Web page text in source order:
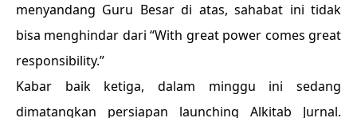
menyandang Guru Besar di atas, sahabat ini tidak
bisa menghindar dari “With great power comes great
responsibility.”
Kabar baik ketiga, dalam minggu ini sedang
dimatangkan persiapan launching Alkitab Jurnal.